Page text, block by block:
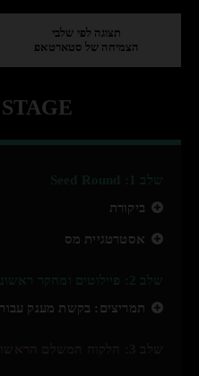
תצוגה לפי שלבי
הצמיחה של סטארטאפ
ביקורת
אסטרטגיית מס
תמריצים: בקשת מענק